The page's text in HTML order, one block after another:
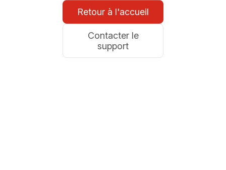
Retour à l'accueil
Contacter le
support